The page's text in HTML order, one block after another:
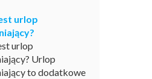
urlop
urlop
Urlop
to dodatkowe